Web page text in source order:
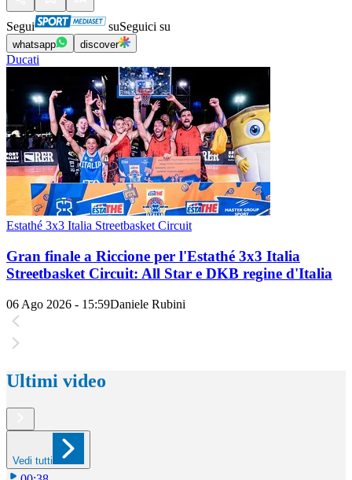
Segui suSeguici su
whatsapp discover
Ducati
Estathé 3x3 Italia Streetbasket Circuit
Gran finale a Riccione per l'Estathé 3x3 Italia
Streetbasket Circuit: All Star e DKB regine d'Italia
06 Ago 2026 - 15:59Daniele Rubini
Ultimi video
Vedi tutti